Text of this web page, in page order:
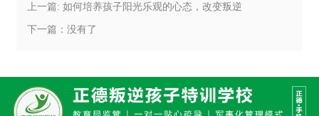
上一篇: 如何培养孩子阳光乐观的心态，改变叛逆
下一篇：没有了